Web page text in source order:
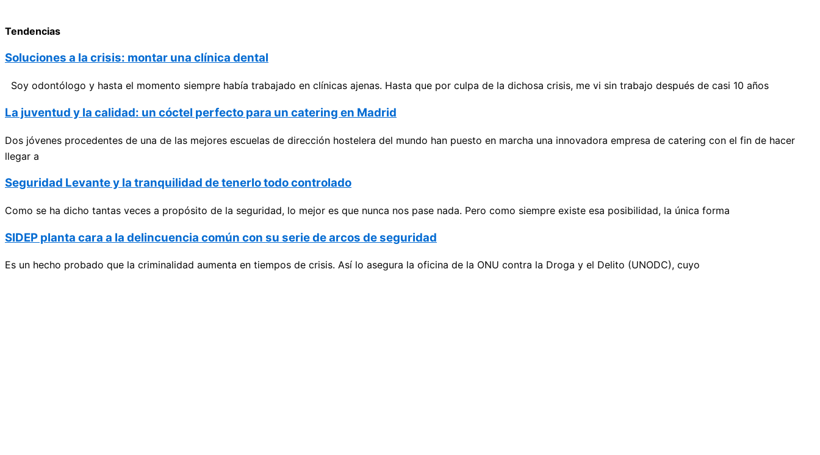
Tendencias
Soluciones a la crisis: montar una clínica dental
Soy odontólogo y hasta el momento siempre había trabajado en clínicas ajenas. Hasta que por culpa de la dichosa crisis, me vi sin trabajo después de casi 10 años
La juventud y la calidad: un cóctel perfecto para un catering en Madrid
Dos jóvenes procedentes de una de las mejores escuelas de dirección hostelera del mundo han puesto en marcha una innovadora empresa de catering con el fin de hacer
llegar a
Seguridad Levante y la tranquilidad de tenerlo todo controlado
Como se ha dicho tantas veces a propósito de la seguridad, lo mejor es que nunca nos pase nada. Pero como siempre existe esa posibilidad, la única forma
SIDEP planta cara a la delincuencia común con su serie de arcos de seguridad
Es un hecho probado que la criminalidad aumenta en tiempos de crisis. Así lo asegura la oficina de la ONU contra la Droga y el Delito (UNODC), cuyo